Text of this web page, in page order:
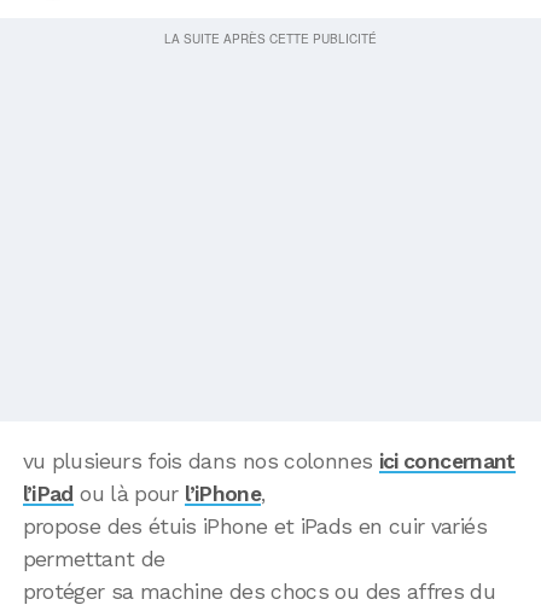
vu plusieurs fois dans nos colonnes ici concernant
l’iPad ou là pour l’iPhone,
propose des étuis iPhone et iPads en cuir variés
permettant de
protéger sa machine des chocs ou des affres du